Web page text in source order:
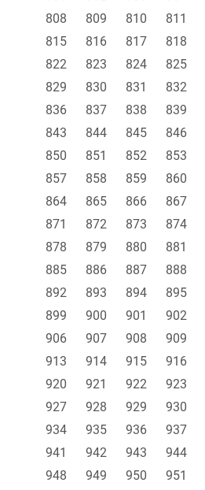
808
809 810 811
815
816 817 818
822
823 824 825
829
830 831 832
836
837 838 839
843
844 845 846
850
851 852 853
857
858 859 860
864
865 866 867
871
872 873 874
878
879 880 881
885
886 887 888
892
893 894 895
899
900 901 902
906
907 908 909
913
914 915 916
920
921 922 923
927
928 929 930
934
935 936 937
941
942 943 944
948
949 950 951